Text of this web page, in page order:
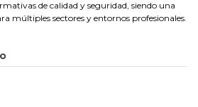
de calidad y seguridad, siendo una
múltiples sectores y entornos profesionales.